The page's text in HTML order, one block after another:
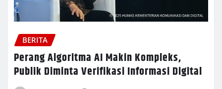
BERITA
Perang Algoritma AI Makin Kompleks,
Publik Diminta Verifikasi Informasi Digital